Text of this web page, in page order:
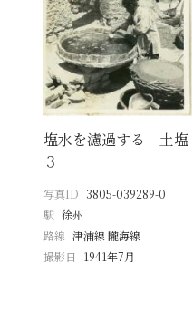
塩水を濾過する 土塩
３
写真ID 3805-039289-0
駅 徐州
路線 津浦線 隴海線
撮影日
1941年7月